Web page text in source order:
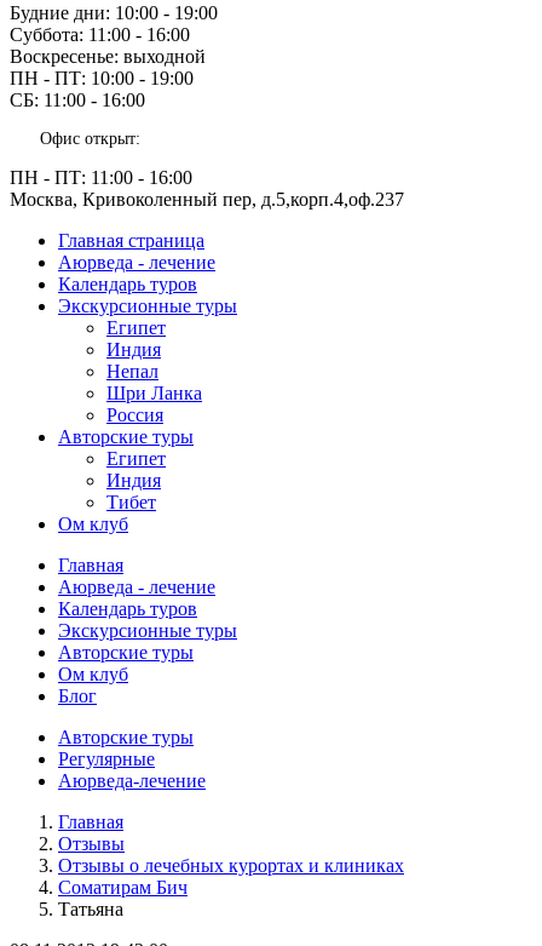
Будние дни: 10:00 - 19:00
Суббота: 11:00 - 16:00
Воскресенье: выходной
ПН - ПТ: 10:00 - 19:00
СБ: 11:00 - 16:00
Офис открыт:
ПН - ПТ: 11:00 - 16:00
Москва, Кривоколенный пер, д.5,корп.4,оф.237
Главная страница
Аюрведа - лечение
Календарь туров
Экскурсионные туры
Египет
Индия
Непал
Шри Ланка
Россия
Авторские туры
Египет
Индия
Тибет
Ом клуб
Главная
Аюрведа - лечение
Календарь туров
Экскурсионные туры
Авторские туры
Ом клуб
Блог
Авторские туры
Регулярные
Аюрведа-лечение
Главная
Отзывы
Отзывы о лечебных курортах и клиниках
Соматирам Бич
Татьяна